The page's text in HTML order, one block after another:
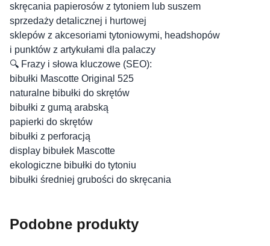
skręcania papierosów z tytoniem lub suszem
sprzedaży detalicznej i hurtowej
sklepów z akcesoriami tytoniowymi, headshopów
i punktów z artykułami dla palaczy
🔍 Frazy i słowa kluczowe (SEO):
bibułki Mascotte Original 525
naturalne bibułki do skrętów
bibułki z gumą arabską
papierki do skrętów
bibułki z perforacją
display bibułek Mascotte
ekologiczne bibułki do tytoniu
bibułki średniej grubości do skręcania
Podobne produkty